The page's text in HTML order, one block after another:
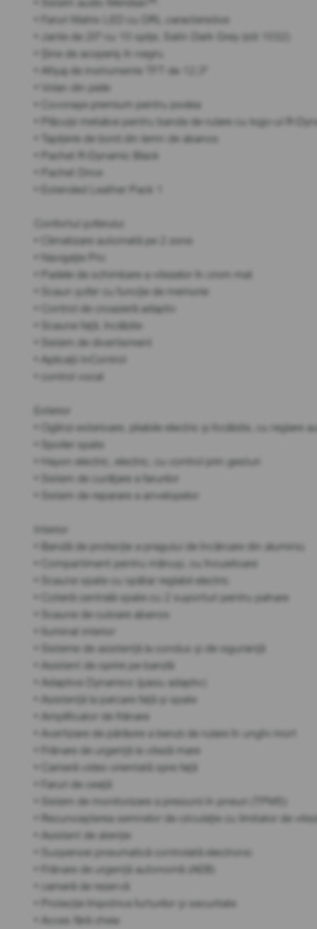
• Faruri Matrix LED cu DRL caracteristice
• Jante de 20" cu 10 spițe, Satin Dark Grey (stil 1032)
• Șine de acoperiș în negru
• Afișaj de instrumente TFT de 12,3"
• Volan din piele
• Covorașe premium pentru podea
• Plăcuțe metalice pentru banda de rulare cu logo-ul R-
• Tapițerie de bord din lemn de abanos
• Pachet R-Dynamic Black
• Pachet Drive
• Extended Leather Pack 1
Confortul șoferului
• Climatizare automată pe 2 zone
• Navigație Pro
• Padele de schimbare a vitezelor în crom mat
• Scaun șofer cu funcție de memorie
• Control de croazieră adaptiv
• Scaune față, încălzite
• Sistem de divertisment
• Aplicații InControl
• control vocal
Exterior
• Oglinzi exterioare, pliabile electric și încălzite, cu
• Spoiler spate
• Hayon electric, electric, cu control prin gesturi
• Sistem de curățare a farurilor
• Sistem de reparare a anvelopelor
Interior
• Bandă de protecție a pragului de încărcare din aluminiu
• Compartiment pentru mănuși, cu încuietoare
• Scaune spate cu spătar reglabil electric
• Cotieră centrală spate cu 2 suporturi pentru pahare
• Scaune de culoare abanos
• Iluminat interior
• Sisteme de asistență la condus și de siguranță
• Asistent de oprire pe bandă
• Adaptive Dynamics (șasiu adaptiv)
• Asistență la parcare față și spate
• Amplificator de frânare
• Avertizare de părăsire a benzii de rulare în unghi mort
• Frânare de urgență la viteză mare
• Cameră video orientată spre față
• Faruri de ceață
• Sistem de monitorizare a presiunii în pneuri (TPMS)
• Recunoașterea semnelor de circulație cu limitator de
• Asistent de atenție
• Suspensie pneumatică controlată electronic
• Frânare de urgență autonomă (AEB)
• cameră de rezervă
• Protecție împotriva furturilor și securitate
• Acces fără cheie